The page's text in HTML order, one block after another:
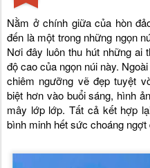
Nằm ở chính giữa của hòn
đến là một trong những ngọn
Nơi đây luôn thu hút những ai
độ cao của ngọn núi này.
chiêm ngưỡng vẽ đẹp tuyệt
biệt hơn vào buổi sáng, hình
mây lớp lớp. Tất cả kết hợp
bình minh hết sức choáng ngợt